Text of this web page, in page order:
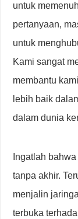
untuk
pertanyaan,
untuk
Kami sangat
membantu
lebih baik
dalam dunia
Ingatlah
tanpa akhir.
menjalin
terbuka